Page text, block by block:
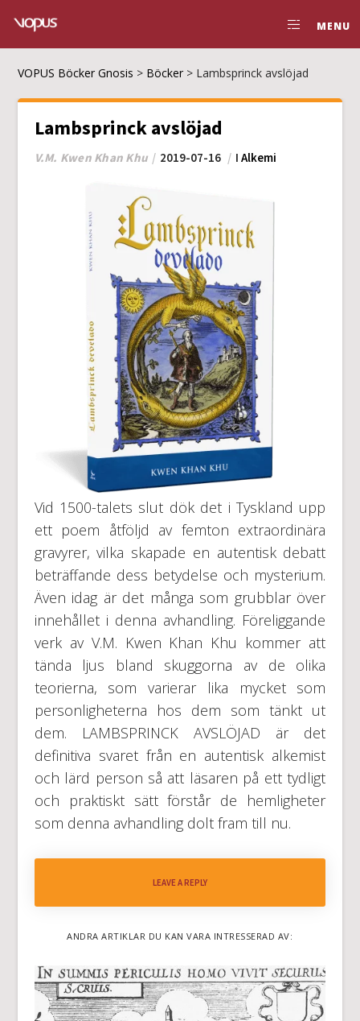
MENU
VOPUS Böcker Gnosis > Böcker > Lambsprinck avslöjad
Lambsprinck avslöjad
V.M. Kwen Khan Khu 2019-07-16 IAlkemi
Vid 1500-talets slut dök det i Tyskland upp
ett poem åtföljd av femton extraordinära
gravyrer, vilka skapade en autentisk debatt
beträffande dess betydelse och mysterium.
Även idag är det många som grubblar över
innehållet i denna avhandling. Föreliggande
verk av V.M. Kwen Khan Khu kommer att
tända ljus bland skuggorna av de olika
teorierna, som varierar lika mycket som
personligheterna hos dem som tänkt ut
dem. LAMBSPRINCK AVSLÖJAD är det
definitiva svaret från en autentisk alkemist
och lärd person så att läsaren på ett tydligt
och praktiskt sätt förstår de hemligheter
som denna avhandling dolt fram till nu.
LEAVE A REPLY
ANDRA ARTIKLAR DU KAN VARA INTRESSERAD AV: